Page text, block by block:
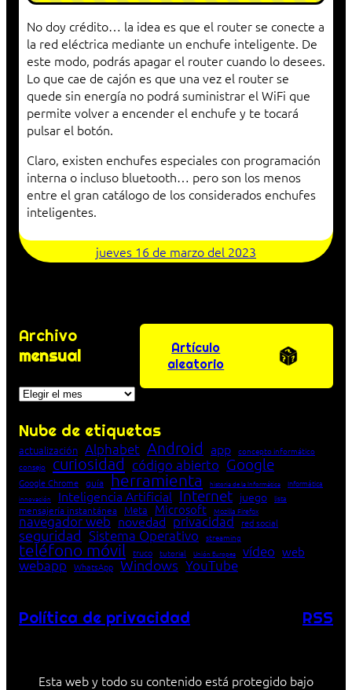
No doy crédito… la idea es que el router se conecte a
la red eléctrica mediante un enchufe inteligente. De
este modo, podrás apagar el router cuando lo desees.
Lo que cae de cajón es que una vez el router se
quede sin energía no podrá suministrar el WiFi que
permite volver a encender el enchufe y te tocará
pulsar el botón.
Claro, existen enchufes especiales con programación
interna o incluso bluetooth… pero son los menos
entre el gran catálogo de los considerados enchufes
inteligentes.
jueves 16 de marzo del 2023
Archivo
mensual
Archivos
Artículo
aleatorio
Nube de etiquetas
actualización Alphabet Android app concepto informático
consejo
curiosidad código abierto Google
Google Chrome guía herramienta historia de la Informática Informática
innovación Inteligencia Artificial Internet juego lista
mensajería instantánea Meta Microsoft Mozilla Firefox
navegador web novedad privacidad red social
seguridad Sistema Operativo streaming
teléfono móvil truco tutorial Unión Europea vídeo web
webapp WhatsApp Windows YouTube
Política de privacidad RSS
Esta web y todo su contenido está protegido bajo